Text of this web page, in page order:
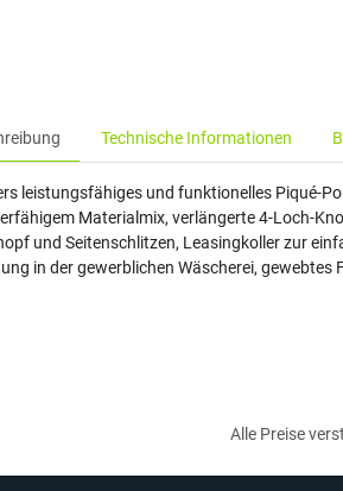
Technische Informationen
leistungsfähiges und funktionelles Piqué-
Materialmix, verlängerte 4-Loch-
und Seitenschlitzen, Leasingkoller zur
in der gewerblichen Wäscherei, gewebtes
Alle Preise